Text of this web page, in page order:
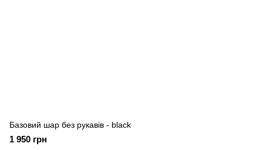
Базовий шар без рукавів - black
1 950 грн